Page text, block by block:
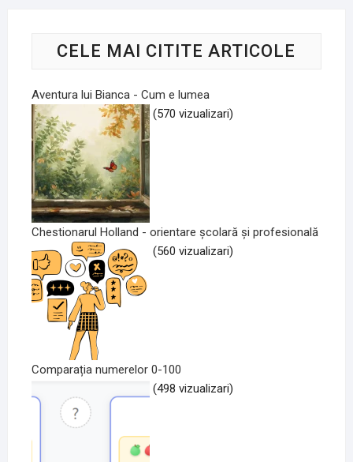
CELE MAI CITITE ARTICOLE
Aventura lui Bianca - Cum e lumea
(570 vizualizari)
Chestionarul Holland - orientare școlară și profesională
(560 vizualizari)
Comparația numerelor 0-100
(498 vizualizari)